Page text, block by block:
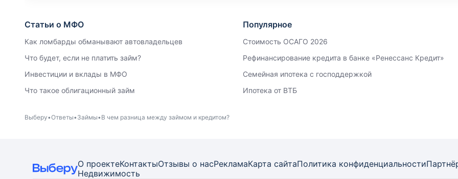
Статьи о МФО
Как ломбарды обманывают автовладельцев
Что будет, если не платить займ?
Инвестиции и вклады в МФО
Что такое облигационный займ
Популярное
Стоимость ОСАГО 2026
Рефинансирование кредита в банке «Ренессанс Кредит»
Семейная ипотека с господдержкой
Ипотека от ВТБ
Выберу Ответы Займы В чем разница между займом и кредитом?
О проектеКонтактыОтзывы о насРекламаКарта сайтаПолитика конфиденциальности
Недвижимость